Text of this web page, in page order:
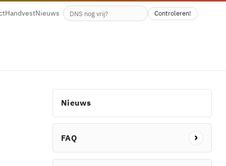
HandvestNieuws Beschikbaarheid van de domeinnaam
Controleren!
Nieuws
FAQ